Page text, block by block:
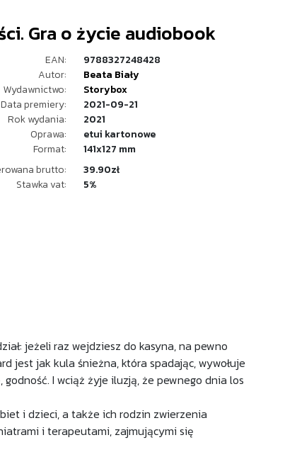
Gra o życie audiobook
EAN:
9788327248428
Autor:
Beata Biały
Wydawnictwo:
Storybox
Data premiery:
2021-09-21
Rok wydania:
2021
Oprawa:
etui kartonowe
Format:
141x127 mm
brutto:
39.90zł
Stawka vat:
5%
jeżeli raz wejdziesz do kasyna, na pewno
jest jak kula śnieżna, która spadając, wywołuje
I wciąż żyje iluzją, że pewnego dnia los
i dzieci, a także ich rodzin zwierzenia
i terapeutami, zajmującymi się